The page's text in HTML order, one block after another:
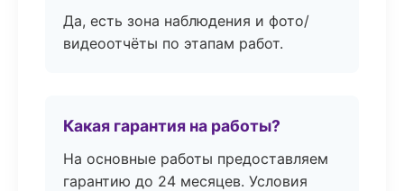
Да, есть зона наблюдения и фото/
видеоотчёты по этапам работ.
Какая гарантия на работы?
На основные работы предоставляем
гарантию до 24 месяцев. Условия